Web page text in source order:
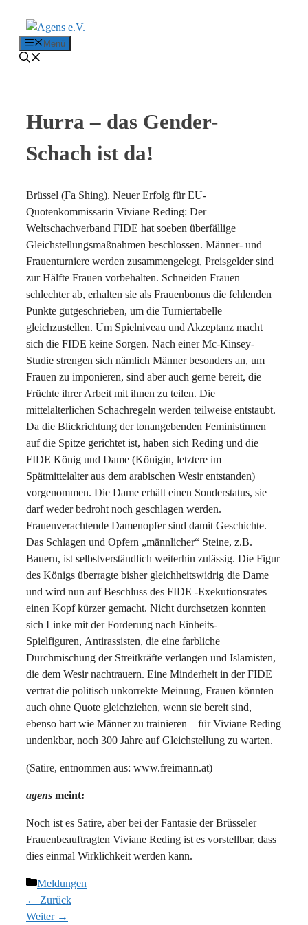
Menü
Hurra – das Gender-
Schach ist da!
Brüssel (Fa Shing). Neuer Erfolg für EU-
Quotenkommissarin Viviane Reding: Der
Weltschachverband FIDE hat soeben überfällige
Gleichstellungsmaßnahmen beschlossen. Männer- und
Frauenturniere werden zusammengelegt, Preisgelder sind
zur Hälfte Frauen vorbehalten. Schneiden Frauen
schlechter ab, erhalten sie als Frauenbonus die fehlenden
Punkte gutgeschrieben, um die Turniertabelle
gleichzustellen. Um Spielniveau und Akzeptanz macht
sich die FIDE keine Sorgen. Nach einer Mc-Kinsey-
Studie strengen sich nämlich Männer besonders an, um
Frauen zu imponieren, sind aber auch gerne bereit, die
Früchte ihrer Arbeit mit ihnen zu teilen. Die
mittelalterlichen Schachregeln werden teilweise entstaubt.
Da die Blickrichtung der tonangebenden Feministinnen
auf die Spitze gerichtet ist, haben sich Reding und die
FIDE König und Dame (Königin, letztere im
Spätmittelalter aus dem arabischen Wesir entstanden)
vorgenommen. Die Dame erhält einen Sonderstatus, sie
darf weder bedroht noch geschlagen werden.
Frauenverachtende Damenopfer sind damit Geschichte.
Das Schlagen und Opfern „männlicher“ Steine, z.B.
Bauern, ist selbstverständlich weiterhin zulässig. Die Figur
des Königs überragte bisher gleichheitswidrig die Dame
und wird nun auf Beschluss des FIDE -Exekutionsrates
einen Kopf kürzer gemacht. Nicht durchsetzen konnten
sich Linke mit der Forderung nach Einheits-
Spielfiguren, Antirassisten, die eine farbliche
Durchmischung der Streitkräfte verlangen und Islamisten,
die dem Wesir nachtrauern. Eine Minderheit in der FIDE
vertrat die politisch unkorrekte Meinung, Frauen könnten
auch ohne Quote gleichziehen, wenn sie bereit sind,
ebenso hart wie Männer zu trainieren – für Viviane Reding
undenkbar, noch 300 Jahre auf Gleichstellung zu warten.
(Satire, entnommen aus: www.freimann.at)
agens meint:
Noch ist es Satire, aber bei der Fantasie der Brüsseler
Frauenbeauftragten Viviane Reding ist es vorstellbar, dass
dies einmal Wirklichkeit werden kann.
Kategorien
Meldungen
← Zurück
Weiter →